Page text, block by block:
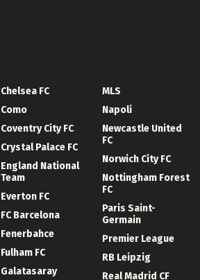
Chelsea FC
Como
Coventry City FC
Crystal Palace FC
England National
Team
Everton FC
FC Barcelona
Fenerbahce
Fulham FC
Galatasaray
MLS
Napoli
Newcastle United
FC
Norwich City FC
Nottingham Forest
FC
Paris Saint-
Germain
Premier League
RB Leipzig
Real Madrid CF